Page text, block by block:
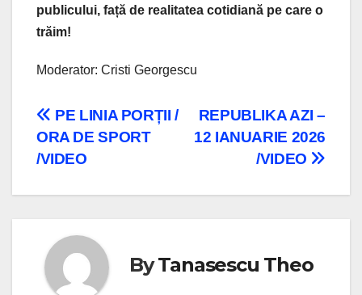
publicului, față de realitatea cotidiană pe care o
trăim!
Moderator: Cristi Georgescu
Navigare
în
articole
REPUBLIKA AZI –
12 IANUARIE 2026
/VIDEO
PE LINIA PORȚII /
ORA DE SPORT
/VIDEO
ByTanasescu Theo